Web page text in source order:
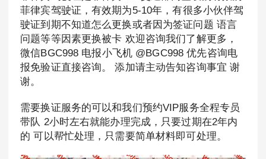
菲律宾驾驶证，有效期为5-10年，有很多小伙伴驾
驶证到期不知道怎么更换或者因为签证问题 语言
问题等等因素更换被卡 欢迎咨询我们了解更多，
微信BGC998 电报小飞机 @BGC998 优先咨询电
报免验证直接咨询。 添加请主动告知咨询事宜 谢
谢。
需要换证服务的可以和我们预约VIP服务全程专员
带队 2小时左右就能办理完成，只要过期在2年内
的 可以帮忙处理，只需要简单材料即可处理。